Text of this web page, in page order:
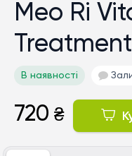
Meo Ri
В наявності
720 ₴